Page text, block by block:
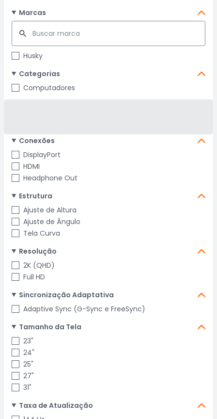
Marcas
Husky
Categorias
Computadores
Conexões
DisplayPort
HDMI
Headphone Out
Estrutura
Ajuste de Altura
Ajuste de Ângulo
Tela Curva
Resolução
2K (QHD)
Full HD
Sincronização Adaptativa
Adaptive Sync (G-Sync e FreeSync)
Tamanho da Tela
23"
24"
25"
27"
31"
Taxa de Atualização